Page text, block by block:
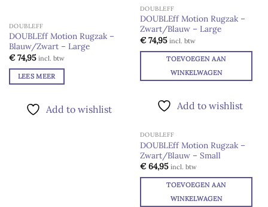
DOUBLEFF
DOUBLEff Motion Rugzak –
Blauw/Zwart – Large
€74,95 incl. btw
LEES MEER
Add to wishlist
DOUBLEFF
DOUBLEff Motion Rugzak –
Zwart/Blauw – Large
€74,95 incl. btw
TOEVOEGEN AAN
WINKELWAGEN
Add to wishlist
DOUBLEFF
DOUBLEff Motion Rugzak –
Zwart/Blauw – Small
€64,95 incl. btw
TOEVOEGEN AAN
WINKELWAGEN